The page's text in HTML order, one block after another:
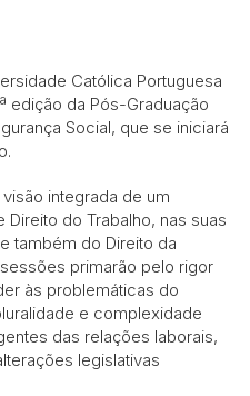
Católica Portuguesa
edição da Pós-Graduação
Social, que se iniciará
integrada de um
do Trabalho, nas suas
também do Direito da
primarão pelo rigor
às problemáticas do
e complexidade
das relações laborais,
legislativas